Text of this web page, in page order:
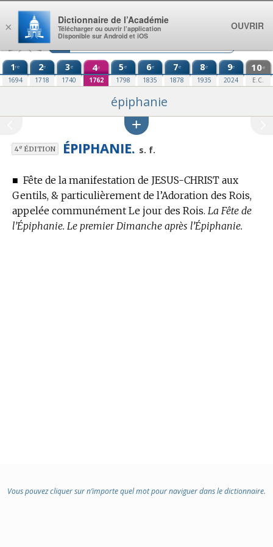
Aller au contenu
1re
1694
2e
1718
3e
1740
4e
1762
5e
1798
6e
1835
7e
1878
8e
1935
9e
2024
10e
E.C.
épiphanie
4eÉDITION ÉPIPHANIE. s. f.
■ Fête de la manifestation de JESUS-CHRIST aux
Gentils, & particulièrement de l’Adoration des Rois,
appelée communément Le jour des Rois. La Fête de
l’Épiphanie. Le premier Dimanche après l’Épiphanie.
Vous pouvez cliquer sur n’importe quel mot pour naviguer dans le dictionnaire.
×
Dictionnaire de l’Académie
Télécharger ou ouvrir l’application
Disponible sur Android et iOS
OUVRIR